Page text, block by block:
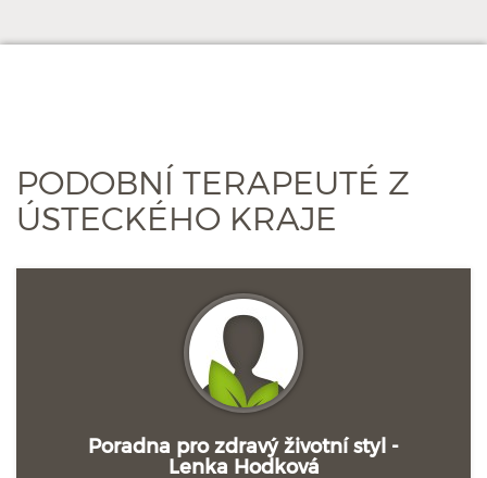
PODOBNÍ TERAPEUTÉ Z
ÚSTECKÉHO KRAJE
Poradna pro zdravý životní styl -
Lenka Hodková